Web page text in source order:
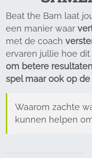
Beat the Barn laat
een manier waar
met de coach
ervaren jullie hoe
om betere
spel maar ook op
Waarom zachte
kunnen helpen